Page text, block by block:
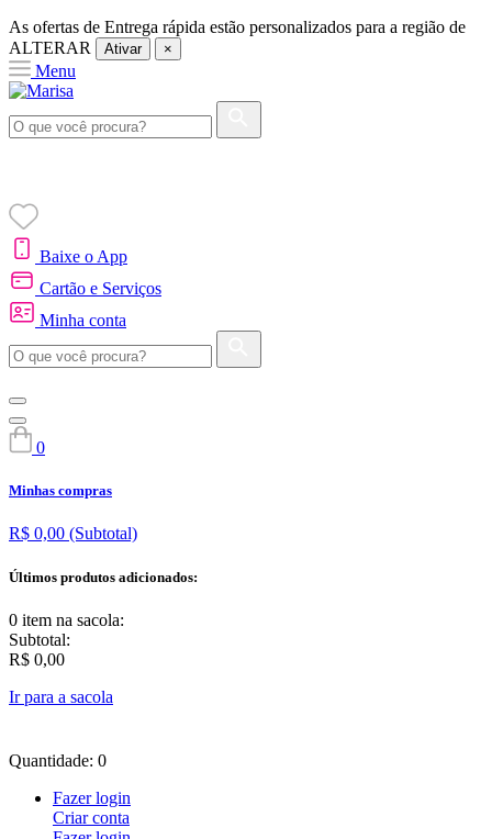
As ofertas de Entrega rápida estão personalizados para a região de
ALTERAR
Ativar ×
Menu
Baixe o App
Cartão e Serviços
Minha conta
0
Minhas compras
R$ 0,00 (Subtotal)
Últimos produtos adicionados:
0 item na sacola:
Subtotal:
R$ 0,00
Ir para a sacola
Quantidade: 0
Fazer login
Criar conta